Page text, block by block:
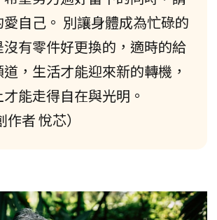
自己。 別讓身體成為忙碌的
有零件好更換的，適時的給
，生活才能迎來新的轉機，
能走得自在與光明。
作者 悅芯）